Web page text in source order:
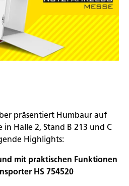
präsentiert Humbaur auf
Halle 2, Stand B 213 und C
Highlights:
mit praktischen Funktionen
HS 754520